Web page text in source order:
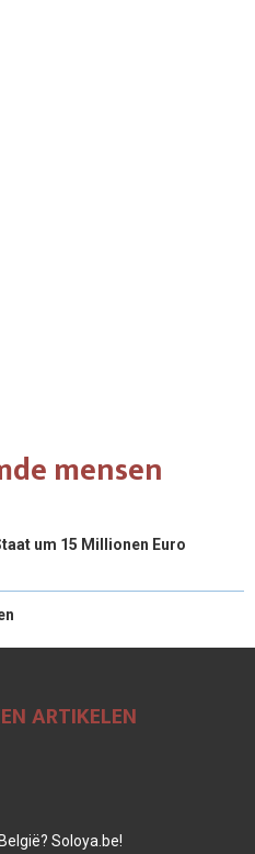
mensen
um 15 Millionen Euro
ARTIKELEN
Soloya.be!